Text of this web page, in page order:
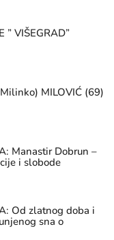
” VIŠEGRAD”
MILOVIĆ (69)
Manastir Dobrun –
i slobode
Od zlatnog doba i
sna o